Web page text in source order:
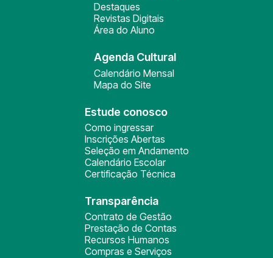
Destaques
Revistas Digitais
Área do Aluno
Agenda Cultural
Calendário Mensal
Mapa do Site
Estude conosco
Como ingressar
Inscrições Abertas
Seleção em Andamento
Calendário Escolar
Certificação Técnica
Transparência
Contrato de Gestão
Prestação de Contas
Recursos Humanos
Compras e Serviços